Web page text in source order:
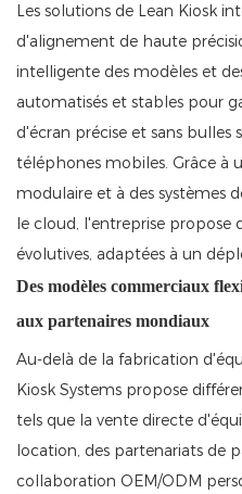
Les solutions de Lean Kiosk
d'alignement de haute
intelligente des modèles et
automatisés et stables pour
d'écran précise et sans bulles
téléphones mobiles. Grâce à
modulaire et à des systèmes
le cloud, l'entreprise propose
évolutives, adaptées à un
Des modèles commerciaux
aux partenaires mondiaux
Au-delà de la fabrication
Kiosk Systems propose
tels que la vente directe
location, des partenariats de
collaboration OEM/ODM